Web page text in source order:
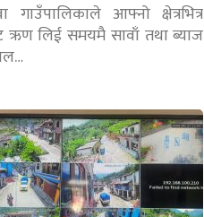
आफ्नो क्षेत्रभित्र
ऋण लिई समयमै सावाँ तथा ब्याज